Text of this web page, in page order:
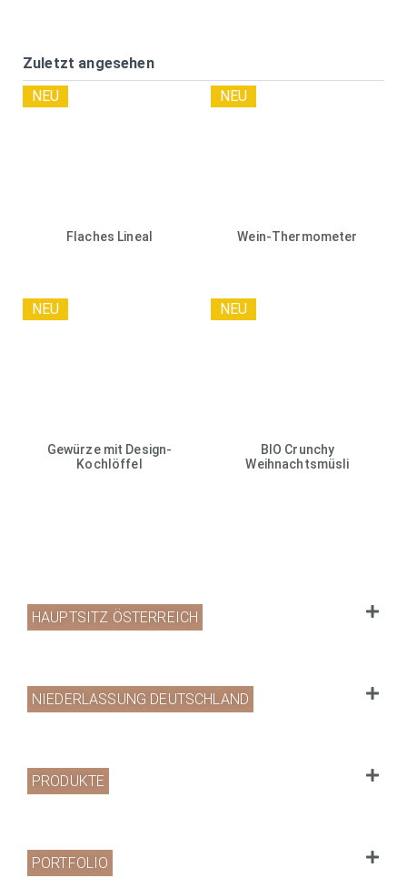
Zuletzt angesehen
Flaches Lineal
NEU
Wein-Thermometer
NEU
Gewürze mit Design-
Kochlöffel
NEU
BIO Crunchy
Weihnachtsmüsli
NEU
HAUPTSITZ ÖSTERREICH
NIEDERLASSUNG DEUTSCHLAND
PRODUKTE
PORTFOLIO